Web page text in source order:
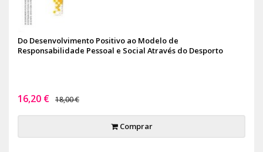
Do Desenvolvimento Positivo ao Modelo de
Responsabilidade Pessoal e Social Através do Desporto
16,20 € 18,00 €
Comprar